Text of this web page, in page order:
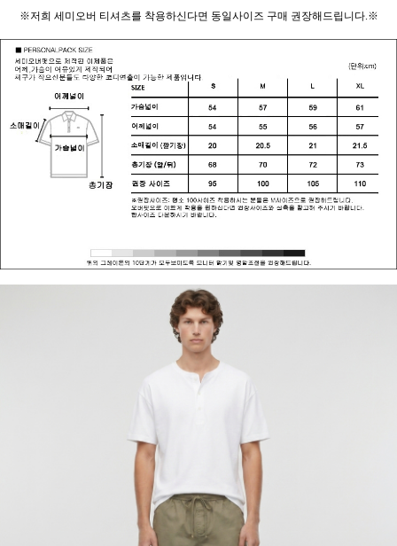
※저희 세미오버 티셔츠를 착용하신다면 동일사이즈 구매 권장해드립니다.※